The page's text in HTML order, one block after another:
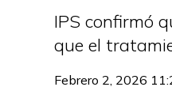
IPS confirmó
que el
Febrero 2, 2026